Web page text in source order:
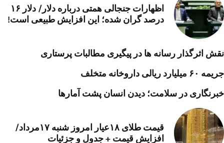
اظهارات جنجالی همتی درباره دلار/ دلار ۱۶
درصد گران شده؛ این افزایش طبیعی است!
نقش اثرگذار رسانه ها در پیگیری مطالبات پرستاری
جریمه ۶۰ میلیارد ریالی داروخانه متخلف
خبرنگاری در سلامت؛ دیدن انسان پشت آمارها
قیمت طلای ۱۸عیار امروز شنبه ۱۷مرداد/
افزایش قیمت + جدول و جزئیات